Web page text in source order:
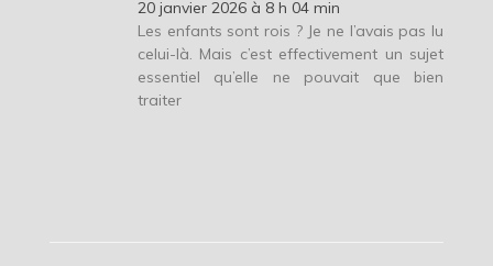
20 janvier 2026 à 8 h 04 min
Les enfants sont rois ? Je ne l’avais pas lu
celui-là. Mais c’est effectivement un sujet
essentiel qu’elle ne pouvait que bien
traiter